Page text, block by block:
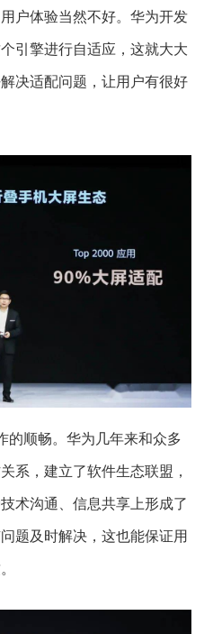
户体验当然不好。华为开发
引擎进行自适应，这就大大
决适配问题，让用户有很好
的顺畅。华为几年来和众多
系，建立了软件生态联盟，
术沟通、信息共享上形成了
题及时解决，这也能保证用